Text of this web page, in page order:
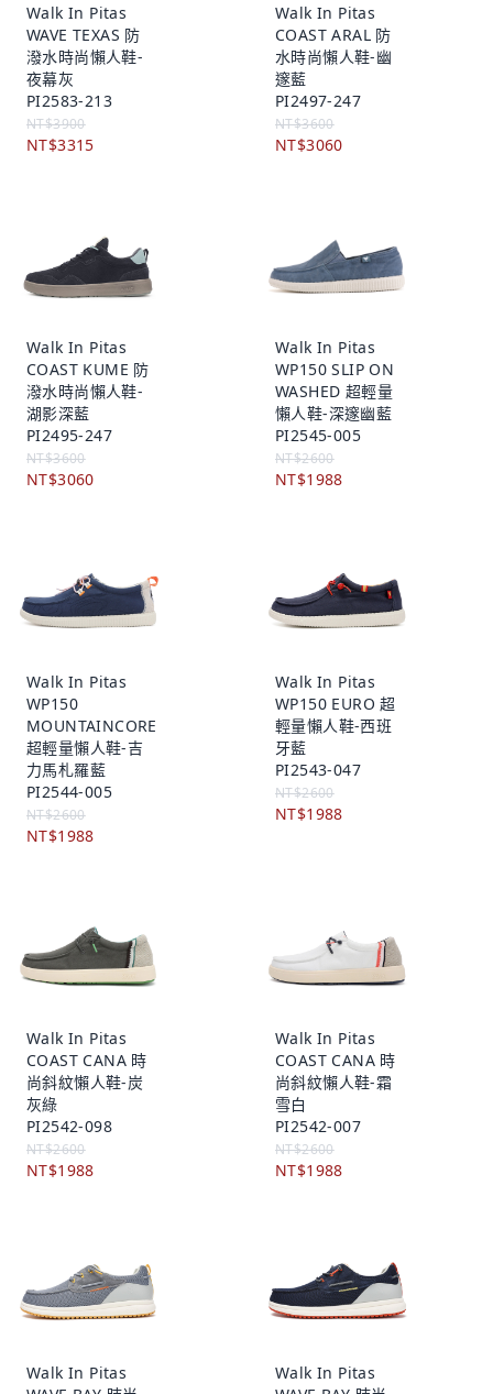
Walk In Pitas
WAVE TEXAS 防
潑水時尚懶人鞋-
夜幕灰
PI2583-213
NT$3900
NT$3315
Walk In Pitas
COAST ARAL 防
水時尚懶人鞋-幽
邃藍
PI2497-247
NT$3600
NT$3060
Walk In Pitas
COAST KUME 防
潑水時尚懶人鞋-
湖影深藍
PI2495-247
NT$3600
NT$3060
Walk In Pitas
WP150 SLIP ON
WASHED 超輕量
懶人鞋-深邃幽藍
PI2545-005
NT$2600
NT$1988
Walk In Pitas
WP150
MOUNTAINCORE
超輕量懶人鞋-吉
力馬札羅藍
PI2544-005
NT$2600
NT$1988
Walk In Pitas
WP150 EURO 超
輕量懶人鞋-西班
牙藍
PI2543-047
NT$2600
NT$1988
Walk In Pitas
COAST CANA 時
尚斜紋懶人鞋-炭
灰綠
PI2542-098
NT$2600
NT$1988
Walk In Pitas
COAST CANA 時
尚斜紋懶人鞋-霜
雪白
PI2542-007
NT$2600
NT$1988
Walk In Pitas
Walk In Pitas